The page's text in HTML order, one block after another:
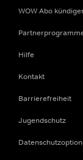
WOW Abo
Hilfe
Kontakt
Barrierefreiheit
Jugendschutz